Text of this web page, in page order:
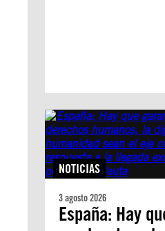
NOTICIAS
3 agosto 2026
España: Hay